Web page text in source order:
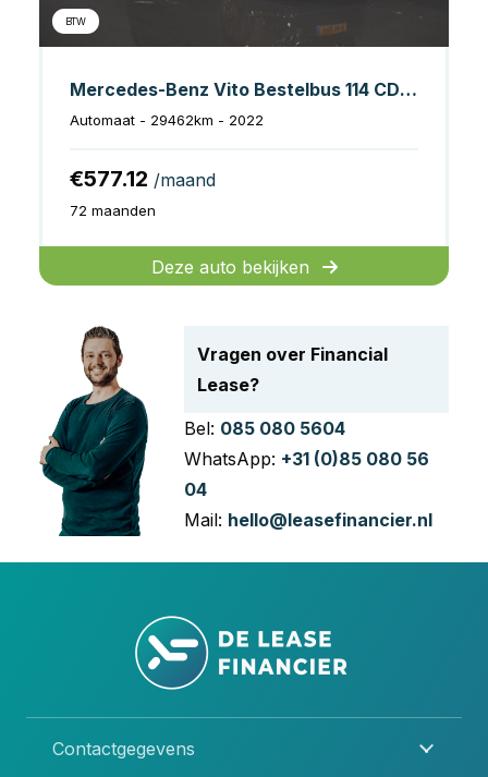
BTW
Mercedes-Benz Vito Bestelbus 114 CDI Aut. DC Dubbel Cabine Buffl Leder/ 2x Schuifdeur/ Carplay/ Navi/ Spoiler/ Frontlip/ Sidebars/ 18”LMV/ Cruise/ Airco
Automaat - 29462km - 2022
€577.12 /maand
72 maanden
Deze auto bekijken
Vragen over Financial
Lease?
Bel: 085 080 5604
WhatsApp: +31 (0)85 080 56
04
Mail: hello@leasefinancier.nl
Contactgegevens